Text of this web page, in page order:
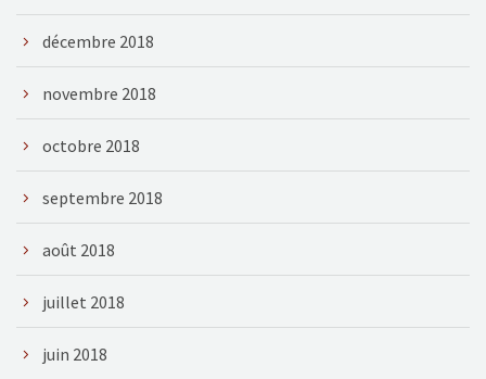
décembre 2018
novembre 2018
octobre 2018
septembre 2018
août 2018
juillet 2018
juin 2018